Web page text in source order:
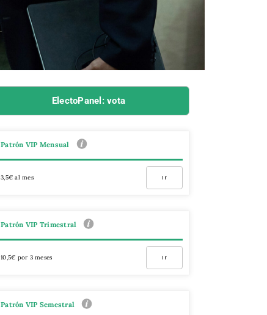
ElectoPanel: vota
Patrón VIP Mensual
3,5€ al mes Ir
Patrón VIP Trimestral
10,5€ por 3 meses Ir
Patrón VIP Semestral